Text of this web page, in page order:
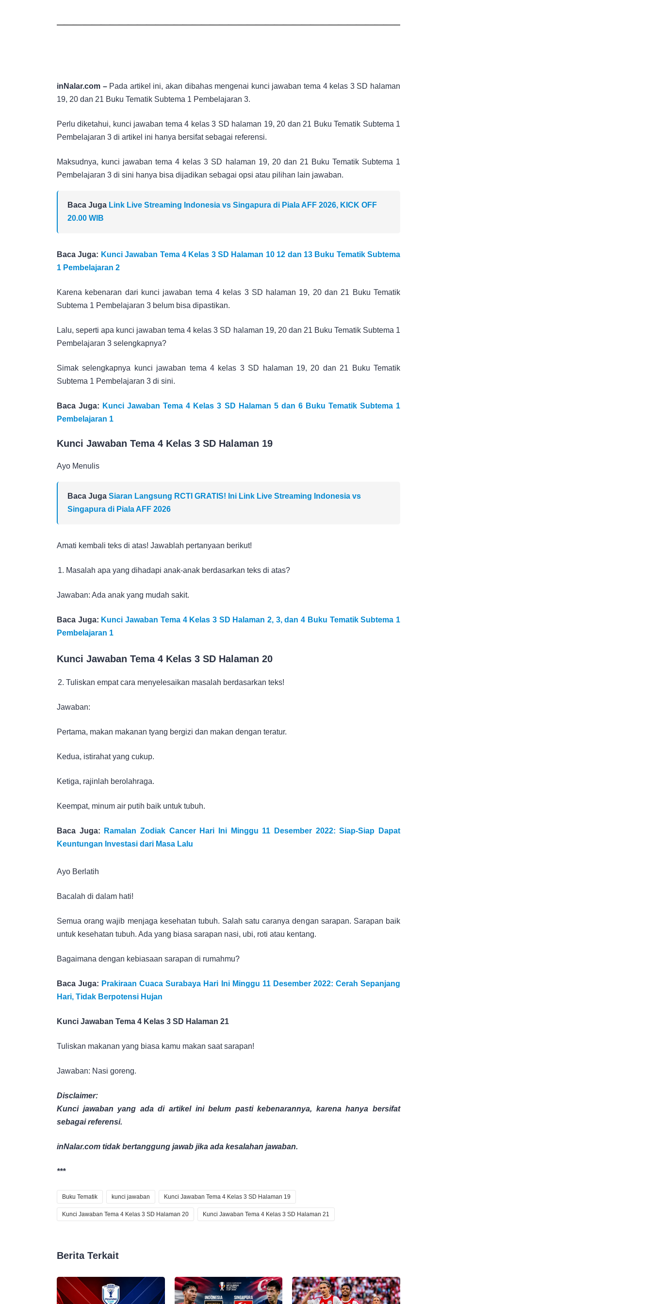
inNalar.com – Pada artikel ini, akan dibahas mengenai kunci jawaban tema 4 kelas 3 SD halaman
19, 20 dan 21 Buku Tematik Subtema 1 Pembelajaran 3.
Perlu diketahui, kunci jawaban tema 4 kelas 3 SD halaman 19, 20 dan 21 Buku Tematik Subtema 1
Pembelajaran 3 di artikel ini hanya bersifat sebagai referensi.
Maksudnya, kunci jawaban tema 4 kelas 3 SD halaman 19, 20 dan 21 Buku Tematik Subtema 1
Pembelajaran 3 di sini hanya bisa dijadikan sebagai opsi atau pilihan lain jawaban.
Baca Juga Link Live Streaming Indonesia vs Singapura di Piala AFF 2026, KICK OFF
20.00 WIB
Baca Juga: Kunci Jawaban Tema 4 Kelas 3 SD Halaman 10 12 dan 13 Buku Tematik Subtema
1 Pembelajaran 2
Karena kebenaran dari kunci jawaban tema 4 kelas 3 SD halaman 19, 20 dan 21 Buku Tematik
Subtema 1 Pembelajaran 3 belum bisa dipastikan.
Lalu, seperti apa kunci jawaban tema 4 kelas 3 SD halaman 19, 20 dan 21 Buku Tematik Subtema 1
Pembelajaran 3 selengkapnya?
Simak selengkapnya kunci jawaban tema 4 kelas 3 SD halaman 19, 20 dan 21 Buku Tematik
Subtema 1 Pembelajaran 3 di sini.
Baca Juga: Kunci Jawaban Tema 4 Kelas 3 SD Halaman 5 dan 6 Buku Tematik Subtema 1
Pembelajaran 1
Kunci Jawaban Tema 4 Kelas 3 SD Halaman 19
Ayo Menulis
Baca Juga Siaran Langsung RCTI GRATIS! Ini Link Live Streaming Indonesia vs
Singapura di Piala AFF 2026
Amati kembali teks di atas! Jawablah pertanyaan berikut!
Masalah apa yang dihadapi anak-anak berdasarkan teks di atas?
Jawaban: Ada anak yang mudah sakit.
Baca Juga: Kunci Jawaban Tema 4 Kelas 3 SD Halaman 2, 3, dan 4 Buku Tematik Subtema 1
Pembelajaran 1
Kunci Jawaban Tema 4 Kelas 3 SD Halaman 20
Tuliskan empat cara menyelesaikan masalah berdasarkan teks!
Jawaban:
Pertama, makan makanan tyang bergizi dan makan dengan teratur.
Kedua, istirahat yang cukup.
Ketiga, rajinlah berolahraga.
Keempat, minum air putih baik untuk tubuh.
Baca Juga:
Ramalan Zodiak Cancer Hari Ini Minggu 11 Desember 2022: Siap-Siap Dapat
Keuntungan Investasi dari Masa Lalu
Ayo Berlatih
Bacalah di dalam hati!
Semua orang wajib menjaga kesehatan tubuh. Salah satu caranya dengan sarapan. Sarapan baik
untuk kesehatan tubuh. Ada yang biasa sarapan nasi, ubi, roti atau kentang.
Bagaimana dengan kebiasaan sarapan di rumahmu?
Baca Juga: Prakiraan Cuaca Surabaya Hari Ini Minggu 11 Desember 2022: Cerah Sepanjang
Hari, Tidak Berpotensi Hujan
Kunci Jawaban Tema 4 Kelas 3 SD Halaman 21
Tuliskan makanan yang biasa kamu makan saat sarapan!
Jawaban: Nasi goreng.
Disclaimer:
Kunci jawaban yang ada di artikel ini belum pasti kebenarannya, karena hanya bersifat
sebagai referensi.
inNalar.com tidak bertanggung jawab jika ada kesalahan jawaban.
***
Buku Tematik kunci jawaban Kunci Jawaban Tema 4 Kelas 3 SD Halaman 19
Kunci Jawaban Tema 4 Kelas 3 SD Halaman 20 Kunci Jawaban Tema 4 Kelas 3 SD Halaman 21
Berita Terkait